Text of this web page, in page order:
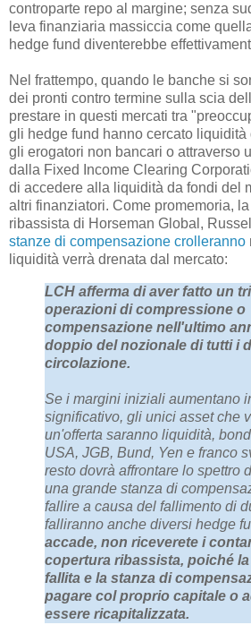
controparte repo al margine; senza
leva finanziaria massiccia come
hedge fund diventerebbe
Nel frattempo, quando le banche si
dei pronti contro termine sulla scia
prestare in questi mercati tra
gli hedge fund hanno cercato liquidità
gli erogatori non bancari o attraverso
dalla Fixed Income Clearing
di accedere alla liquidità da fondi del
altri finanziatori. Come promemoria,
ribassista di Horseman Global,
stanze di compensazione crolleranno
liquidità verrà drenata dal mercato:
LCH afferma di aver fatto un
operazioni di compressione o
compensazione nell'ultimo
doppio del nozionale di tutti i
circolazione.
Se i margini iniziali aumentano
significativo, gli unici asset che
un'offerta saranno liquidità,
USA, JGB, Bund, Yen e franco
resto dovrà affrontare lo spettro
una grande stanza di
fallire a causa del fallimento di
falliranno anche diversi hedge
accade, non riceverete i
copertura ribassista, poiché
fallita e la stanza di
pagare col proprio capitale o
essere ricapitalizzata.